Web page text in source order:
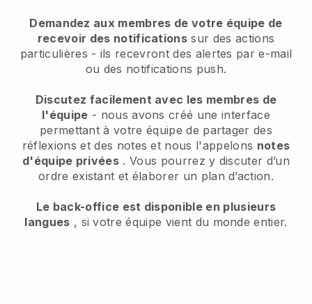
Demandez aux membres de votre équipe de
recevoir des notifications sur des actions
particulières - ils recevront des alertes par e-mail
ou des notifications push.
Discutez facilement avec les membres de
l'équipe - nous avons créé une interface
permettant à votre équipe de partager des
réflexions et des notes et nous l'appelons notes
d'équipe privées . Vous pourrez y discuter d’un
ordre existant et élaborer un plan d’action.
Le back-office est disponible en plusieurs
langues , si votre équipe vient du monde entier.